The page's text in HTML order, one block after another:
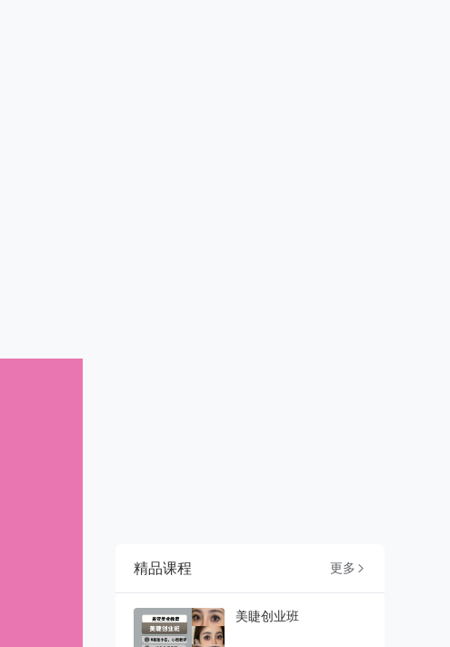
精品课程 更多 
美睫创业班